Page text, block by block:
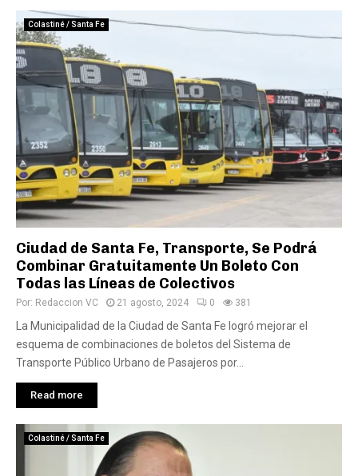
Colastiné / Santa Fe
Ciudad de Santa Fe, Transporte, Se Podrá
Combinar Gratuitamente Un Boleto Con
Todas las Líneas de Colectivos
Por: Redaccion VC 21 agosto, 2024 0 381
La Municipalidad de la Ciudad de Santa Fe logró mejorar el
esquema de combinaciones de boletos del Sistema de
Transporte Público Urbano de Pasajeros por...
Read more
Colastiné / Santa Fe